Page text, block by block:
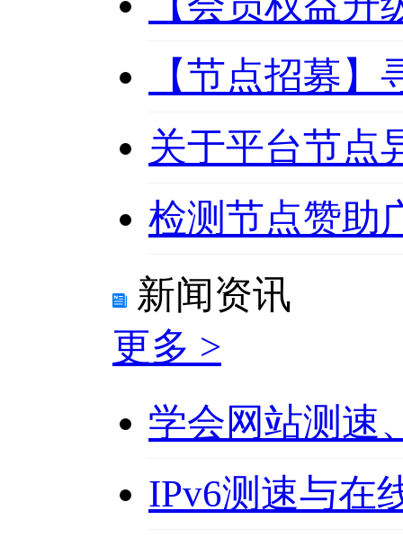
【节点招募
关于平台节点
检测节点赞助
新闻资讯
更多 >
学会网站测速
IPv6测速与在